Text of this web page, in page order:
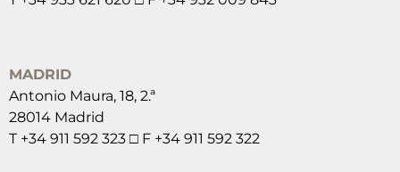
MADRID
Antonio Maura, 18, 2.ª
28014 Madrid
T +34 911 592 323 □ F +34 911 592 322